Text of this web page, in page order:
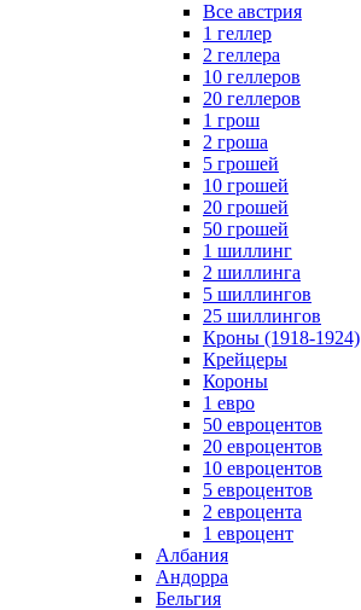
Все австрия
1 геллер
2 геллера
10 геллеров
20 геллеров
1 грош
2 гроша
5 грошей
10 грошей
20 грошей
50 грошей
1 шиллинг
2 шиллинга
5 шиллингов
25 шиллингов
Кроны (1918-1924)
Крейцеры
Короны
1 евро
50 евроцентов
20 евроцентов
10 евроцентов
5 евроцентов
2 евроцента
1 евроцент
Албания
Андорра
Бельгия